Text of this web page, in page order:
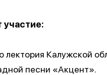
лектория Калужской
песни «Акцент».